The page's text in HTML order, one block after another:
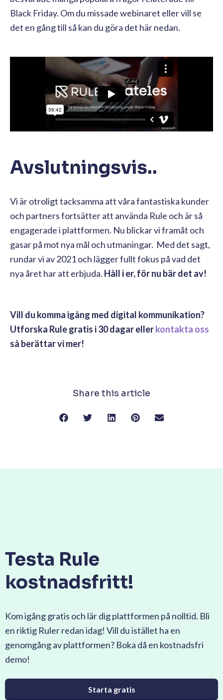
Black Friday. Om du missade webinaret eller vill se
det en gång till så kan du göra det här nedan.
Avslutningsvis..
Vi är otroligt tacksamma att våra fantastiska kunder
och partners fortsätter att använda Rule och är så
engagerade i plattformen. Nu blickar vi framåt och
gasar på mot nya mål och utmaningar. Med det sagt,
rundar vi av 2021 och lägger fullt fokus på vad det
nya året har att erbjuda. Håll i er, för nu bär det av!
Vill du komma igång med digital kommunikation?
Utforska Rule gratis i 30 dagar ellerkontakta oss
så berättar vi mer!
Share this article
Testa Rule
kostnadsfritt!
Kom igång gratis och lär dig plattformen på nolltid. Bli
en riktig Ruler redan idag! Vill du istället ha en
genomgång av plattformen? Boka då en kostnadsfri
demo!
Starta gratis